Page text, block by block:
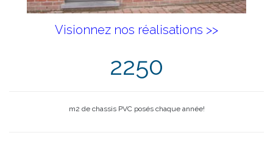
Visionnez nos réalisations >>
2250
m2 de chassis PVC posés chaque année!